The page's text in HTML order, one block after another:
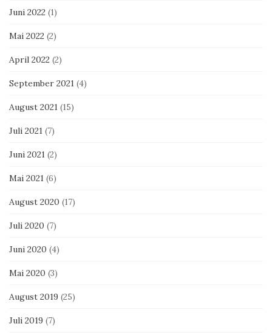
Juni 2022 (1)
Mai 2022 (2)
April 2022 (2)
September 2021 (4)
August 2021 (15)
Juli 2021 (7)
Juni 2021 (2)
Mai 2021 (6)
August 2020 (17)
Juli 2020 (7)
Juni 2020 (4)
Mai 2020 (3)
August 2019 (25)
Juli 2019 (7)